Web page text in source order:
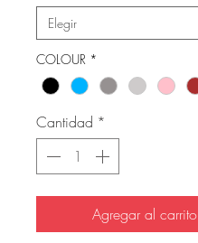
COLOUR *
Cantidad *
Agregar al carrito